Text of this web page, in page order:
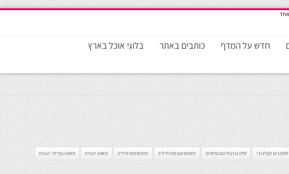
חדש על המדף כותבים באתר בלוגי אוכל בארץ
וקולורבי סלט בורגול עם עדשים חומוס עם פטרוזיליה חומוס פטרוזיליה מאפה יוגורט מאפה במילוי יוגורט